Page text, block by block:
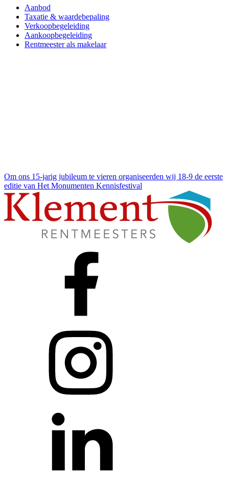
Aanbod
Taxatie & waardebepaling
Verkoopbegeleiding
Aankoopbegeleiding
Rentmeester als makelaar
Om ons 15-jarig jubileum te vieren organiseerden wij 18-9 de eerste
editie van Het Monumenten Kennisfestival